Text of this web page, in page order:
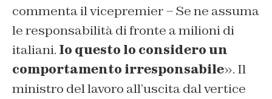
commenta il vicepremier – Se ne assuma
le responsabilità di fronte a milioni di
italiani. Io questo lo considero un
comportamento irresponsabile». Il
ministro del lavoro all’uscita dal vertice